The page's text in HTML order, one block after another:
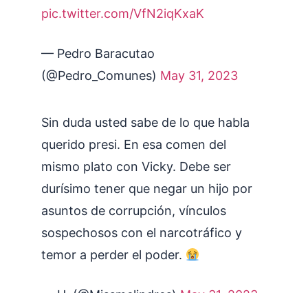
pic.twitter.com/VfN2iqKxaK
— Pedro Baracutao
(@Pedro_Comunes) May 31, 2023
Sin duda usted sabe de lo que habla
querido presi. En esa comen del
mismo plato con Vicky. Debe ser
durísimo tener que negar un hijo por
asuntos de corrupción, vínculos
sospechosos con el narcotráfico y
temor a perder el poder.